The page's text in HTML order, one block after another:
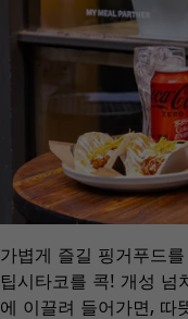
가볍게 즐길 핑거푸드
팁시타코를 콕! 개성 넘
에 이끌려 들어가면, 따